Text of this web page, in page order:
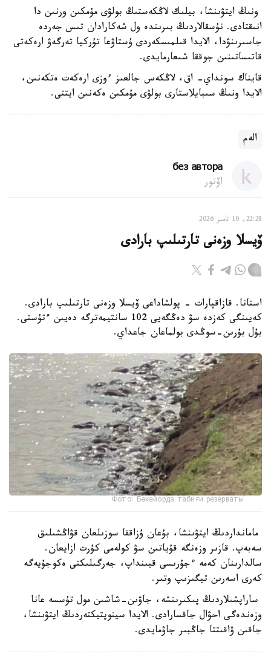
ونىڭ ايتۋىنشا، بيلىك لاڭكەستىڭ بولۋى مۇمكىن ورنىن دا
انىقتادى. نۇسقالاردىڭ بىرىندە ول شەكارادان تىس جەردە
جاسىرىنۋدا، الايدا قىلمىسكەردى ۇستاۋعا تۇركيا تەرگەۋ ارەكەتى
قاتىساتىنىن جوققا شىعارمايدى.
قايناك سونداي- اق، لاڭكەس جالعىز ءوزى ارەكەت ەتكەنىن،
الايدا ونىڭ سىبايلاستارى بولۋى مۇمكىن ەكەنىن ايتتى.
الەم
без автора
اۆتور
22:28, 10 تامىز 2026
ۆيسلا وزەنى تارتىلىپ بارادى
استانا. قازاقپارات - پولشاداعى ۆيسلا وزەنى تارتىلىپ بارادى.
كەيىنگى كەزدە سۋ دەڭگەيى 102 سانتيمەترگە دەيىن ءتۇستى.
بۇل بۇرىن-سوڭدى بولماعان جاعداي.
Фото: Бөкейорда табиғи резерваты
مامانداردىڭ ايتۋىنشا، بۇعان ۇزاققا سوزىلعان قۋاڭشىلىق
سەبەپ. قازىر وزەنگە قۇياتىن سۋ كولەمى كۇرت ازايعان.
سالدارىنان كەمە ءجۇرىسى قيىنداپ، جەرگىلىكتى ەكوجۇيەگە
كەرى اسەرىن تيگىزىپ وتىر.
ساراپشىلاردىڭ پىكىرىنشە، جاۋىن-شاشىن مول تۇسسە عانا
وزەندەگى احۋال جاقسارادى. الايدا سينوپتيكتەردىڭ ايتۋىنشا،
جاقىن ۋاقىتتا جاڭبىر جاۋمايدى.